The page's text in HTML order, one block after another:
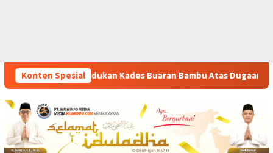
Konten Spesial
Bambu Atas Dugaan Pungutan Liar Pengurusan PM 1